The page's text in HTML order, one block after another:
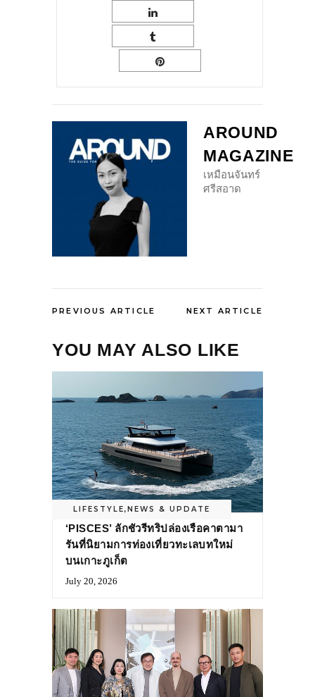
AROUND
MAGAZINE
เหมือนจันทร์
ศรีสอาด
PREVIOUS ARTICLE NEXT ARTICLE
YOU MAY ALSO LIKE
LIFESTYLE,NEWS & UPDATE
‘PISCES’ ลักชัวรีทริปล่องเรือคาตามา
รันที่นิยามการท่องเที่ยวทะเลบทใหม่
บนเกาะภูเก็ต
July 20, 2026